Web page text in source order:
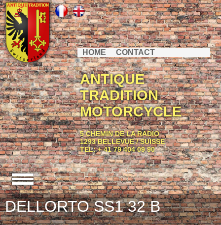
HOME CONTACT
ANTIQUE
TRADITION
MOTORCYCLE
5 CHEMIN DE LA RADIO
1293 BELLEVUE / SUISSE
TEL: + 41 79 404 09 90
DELLORTO SS1 32 B